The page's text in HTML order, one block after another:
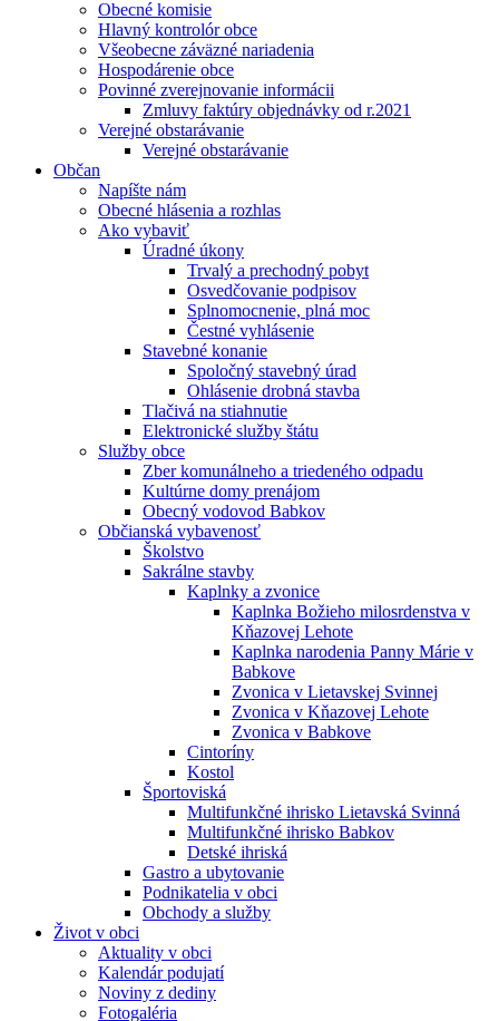
Obecné komisie
Hlavný kontrolór obce
Všeobecne záväzné nariadenia
Hospodárenie obce
Povinné zverejnovanie informácii
Zmluvy faktúry objednávky od r.2021
Verejné obstarávanie
Verejné obstarávanie
Občan
Napíšte nám
Obecné hlásenia a rozhlas
Ako vybaviť
Úradné úkony
Trvalý a prechodný pobyt
Osvedčovanie podpisov
Splnomocnenie, plná moc
Čestné vyhlásenie
Stavebné konanie
Spoločný stavebný úrad
Ohlásenie drobná stavba
Tlačivá na stiahnutie
Elektronické služby štátu
Služby obce
Zber komunálneho a triedeného odpadu
Kultúrne domy prenájom
Obecný vodovod Babkov
Občianská vybavenosť
Školstvo
Sakrálne stavby
Kaplnky a zvonice
Kaplnka Božieho milosrdenstva v
Kňazovej Lehote
Kaplnka narodenia Panny Márie v
Babkove
Zvonica v Lietavskej Svinnej
Zvonica v Kňazovej Lehote
Zvonica v Babkove
Cintoríny
Kostol
Športoviská
Multifunkčné ihrisko Lietavská Svinná
Multifunkčné ihrisko Babkov
Detské ihriská
Gastro a ubytovanie
Podnikatelia v obci
Obchody a služby
Život v obci
Aktuality v obci
Kalendár podujatí
Noviny z dediny
Fotogaléria